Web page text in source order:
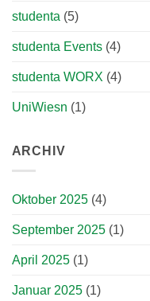
studenta (5)
studenta Events(4)
studenta WORX (4)
UniWiesn (1)
ARCHIV
Oktober 2025(4)
September 2025(1)
April 2025(1)
Januar 2025(1)